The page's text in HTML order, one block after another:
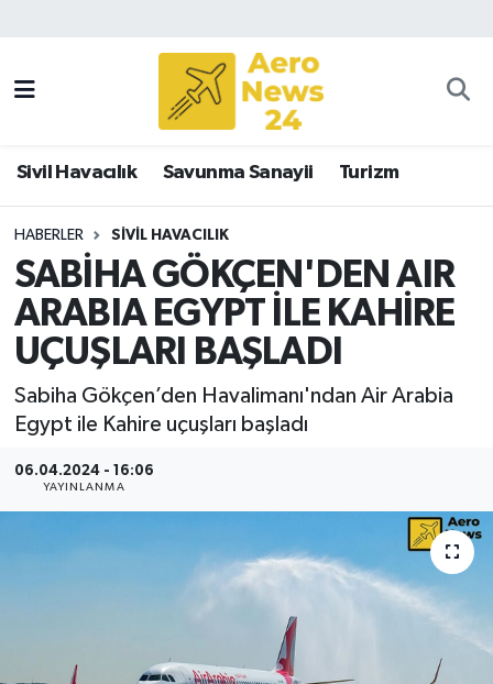
Sivil Havacılık Savunma Sanayii Turizm
HABERLER SIVIL HAVACILIK
SABİHA GÖKÇEN'DEN AIR
ARABIA EGYPT İLE KAHİRE
UÇUŞLARI BAŞLADI
Sabiha Gökçen’den Havalimanı'ndan Air Arabia
Egypt ile Kahire uçuşları başladı
06.04.2024 - 16:06
YAYINLANMA